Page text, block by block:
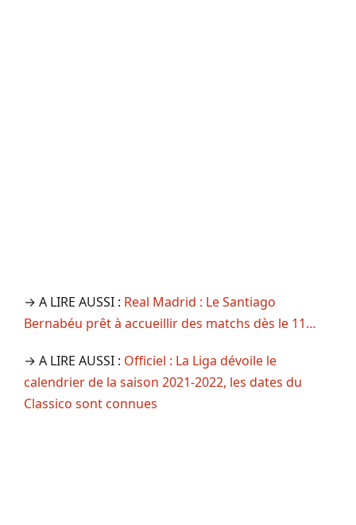
→ A LIRE AUSSI : Real Madrid : Le Santiago
Bernabéu prêt à accueillir des matchs dès le 11…
→ A LIRE AUSSI : Officiel : La Liga dévoile le
calendrier de la saison 2021-2022, les dates du
Classico sont connues